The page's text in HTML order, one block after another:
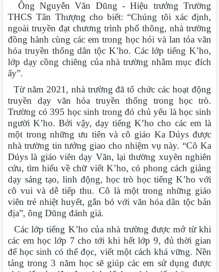
Ông Nguyễn Văn Dũng - Hiệu trưởng Trường
THCS Tân Thượng cho biết: “Chúng tôi xác định,
ngoài truyền đạt chương trình phổ thông, nhà trường
đồng hành cùng các em trong học hỏi và lan tỏa văn
hóa truyền thống dân tộc K’ho. Các lớp tiếng K’ho,
lớp dạy cồng chiêng của nhà trường nhằm mục đích
ấy”.
Từ năm 2021, nhà trường đã tổ chức các hoạt động
truyền dạy văn hóa truyền thống trong học trò.
Trường có 395 học sinh trong đó chủ yếu là học sinh
người K’ho. Bởi vậy, dạy tiếng K’ho cho các em là
một trong những ưu tiên và cô giáo Ka Dúys được
nhà trường tin tưởng giao cho nhiệm vụ này. “Cô Ka
Dúys là giáo viên dạy Văn, lại thường xuyên nghiên
cứu, tìm hiểu về chữ viết K’ho, có phong cách giảng
dạy sáng tạo, linh động, học trò học tiếng K’ho với
cô vui và dễ tiếp thu. Cô là một trong những giáo
viên trẻ nhiệt huyết, gắn bó với văn hóa dân tộc bản
địa”, ông Dũng đánh giá.
Các lớp tiếng K’ho của nhà trường được mở từ khi
các em học lớp 7 cho tới khi hết lớp 9, đủ thời gian
để học sinh có thể đọc, viết một cách khá vững. Nền
tảng trong 3 năm học sẽ giúp các em sử dụng được